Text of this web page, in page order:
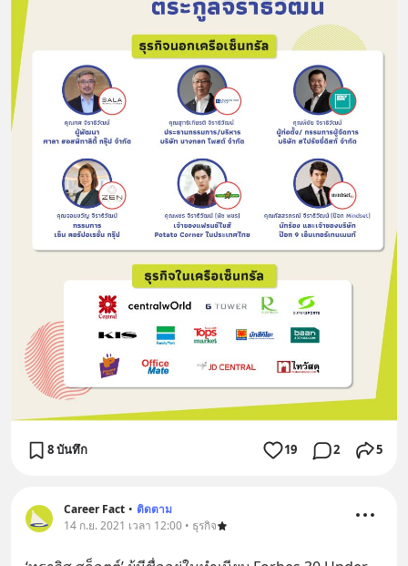
8 บันทึก 19 2 5
Career Fact • ติดตาม
14 ก.ย. 2021 เวลา 12:00 • ธุรกิจ